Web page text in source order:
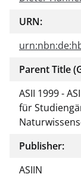
URN:
Parent Title
ASII 1999 -
für
Publisher:
ASIIN